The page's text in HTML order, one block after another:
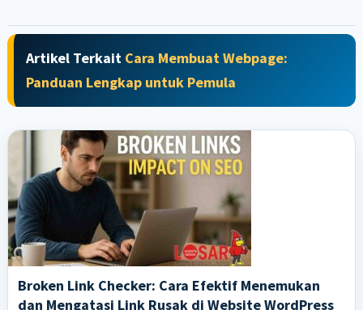
Artikel Terkait Cara Membuat Webpage:
Panduan Lengkap untuk Pemula
Broken Link Checker: Cara Efektif Menemukan
dan Mengatasi Link Rusak di Website WordPress